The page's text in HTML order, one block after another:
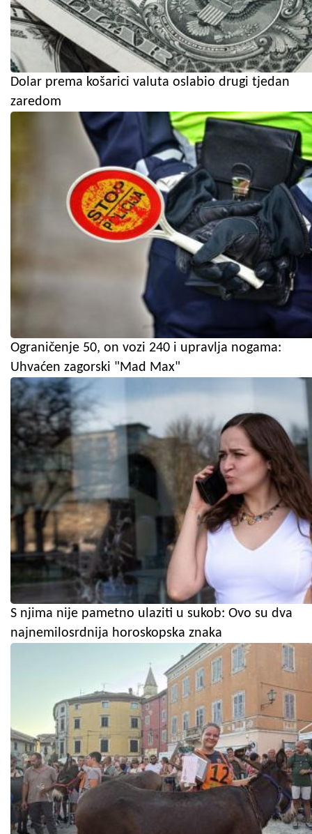
Dolar prema košarici valuta oslabio drugi tjedan
zaredom
Ograničenje 50, on vozi 240 i upravlja nogama:
Uhvaćen zagorski "Mad Max"
S njima nije pametno ulaziti u sukob: Ovo su dva
najnemilosrdnija horoskopska znaka